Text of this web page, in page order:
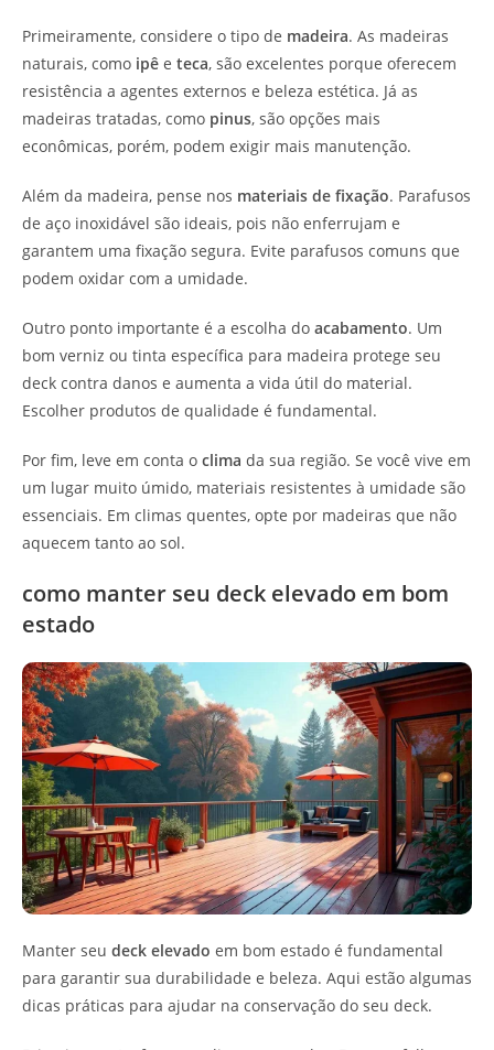
Primeiramente, considere o tipo de madeira. As madeiras
naturais, como ipê e teca, são excelentes porque oferecem
resistência a agentes externos e beleza estética. Já as
madeiras tratadas, como pinus, são opções mais
econômicas, porém, podem exigir mais manutenção.
Além da madeira, pense nos materiais de fixação. Parafusos
de aço inoxidável são ideais, pois não enferrujam e
garantem uma fixação segura. Evite parafusos comuns que
podem oxidar com a umidade.
Outro ponto importante é a escolha do acabamento. Um
bom verniz ou tinta específica para madeira protege seu
deck contra danos e aumenta a vida útil do material.
Escolher produtos de qualidade é fundamental.
Por fim, leve em conta o clima da sua região. Se você vive em
um lugar muito úmido, materiais resistentes à umidade são
essenciais. Em climas quentes, opte por madeiras que não
aquecem tanto ao sol.
como manter seu deck elevado em bom
estado
Manter seu deck elevado em bom estado é fundamental
para garantir sua durabilidade e beleza. Aqui estão algumas
dicas práticas para ajudar na conservação do seu deck.